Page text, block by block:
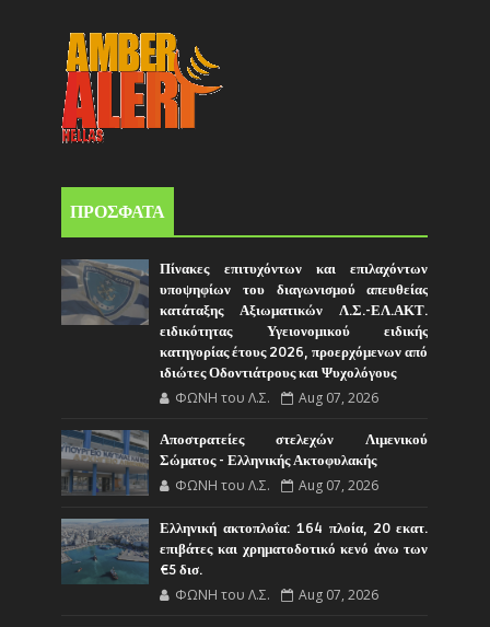
ΠΡΟΣΦΑΤΑ
Πίνακες επιτυχόντων και επιλαχόντων
υποψηφίων του διαγωνισμού απευθείας
κατάταξης Αξιωματικών Λ.Σ.-ΕΛ.ΑΚΤ.
ειδικότητας Υγειονομικού ειδικής
κατηγορίας έτους 2026, προερχόμενων από
ιδιώτες Οδοντιάτρους και Ψυχολόγους
ΦΩΝΗ του Λ.Σ. Aug 07, 2026
Αποστρατείες στελεχών Λιμενικού
Σώματος - Ελληνικής Ακτοφυλακής
ΦΩΝΗ του Λ.Σ. Aug 07, 2026
Ελληνική ακτοπλοΐα: 164 πλοία, 20 εκατ.
επιβάτες και χρηματοδοτικό κενό άνω των
€5 δισ.
ΦΩΝΗ του Λ.Σ. Aug 07, 2026